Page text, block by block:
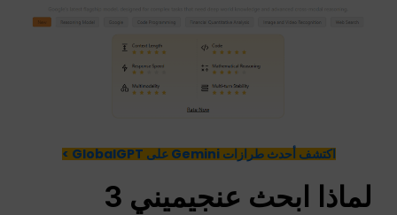
اكتشف أحدث طرازات Gemini على GlobalGPT >
لماذا ابحث عنجيميني 3